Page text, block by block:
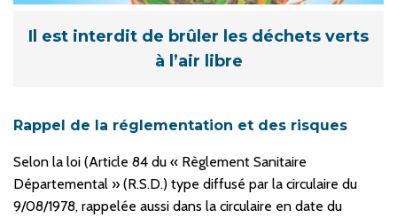
Il est interdit de brûler les déchets verts
à l’air libre
Rappel de la réglementation et des risques
Selon la loi (Article 84 du « Règlement Sanitaire
Départemental » (R.S.D.) type diffusé par la circulaire du
9/08/1978, rappelée aussi dans la circulaire en date du